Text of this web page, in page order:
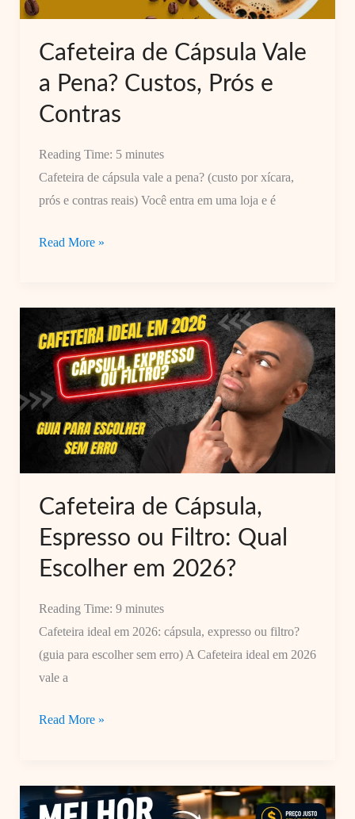
Cafeteira de Cápsula Vale
a Pena? Custos, Prós e
Contras
Reading Time: 5 minutes
Cafeteira de cápsula vale a pena? (custo por xícara,
prós e contras reais) Você entra em uma loja e é
Cafeteira
Vale
a
Pena?
Custos,
Prós
e
Contras
Read More »
Cafeteira de Cápsula,
Espresso ou Filtro: Qual
Escolher em 2026?
Reading Time: 9 minutes
Cafeteira ideal em 2026: cápsula, expresso ou filtro?
(guia para escolher sem erro) A Cafeteira ideal em 2026
vale a
Cafeteira
Espresso
ou
Read More »